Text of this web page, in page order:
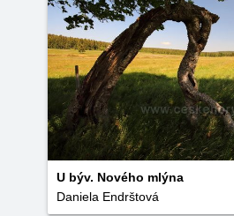
U býv. Nového mlýna
Daniela Endrštová